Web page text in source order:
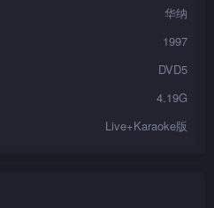
华纳
1997
DVD5
4.19G
Live+Karaoke版